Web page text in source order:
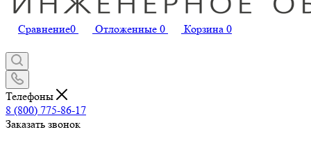
Сравнение0 Отложенные 0 Корзина 0
Телефоны
8 (800) 775-86-17
Заказать звонок